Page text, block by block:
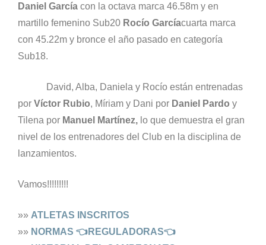
Daniel García con la octava marca 46.58m y en
martillo femenino Sub20 Rocío Garcíacuarta marca
con 45.22m y bronce el año pasado en categoría
Sub18.
David, Alba, Daniela y Rocío están entrenadas
por Víctor Rubio, Míriam y Dani por Daniel Pardo y
Tilena por Manuel Martínez, lo que demuestra el gran
nivel de los entrenadores del Club en la disciplina de
lanzamientos.
Vamos!!!!!!!!!
»» ATLETAS INSCRITOS
»» NORMAS 👈REGULADORAS👈